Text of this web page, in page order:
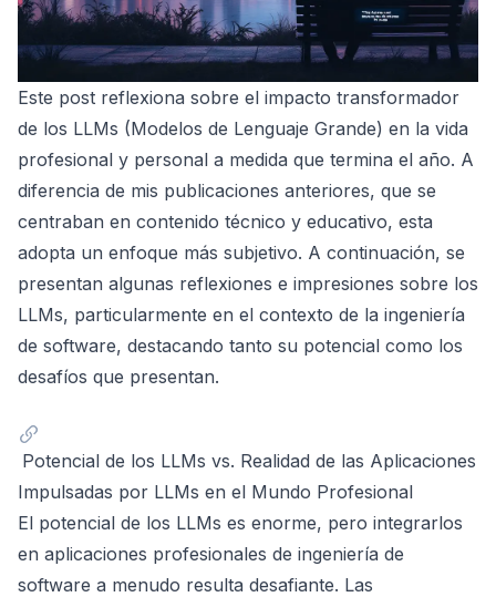
Este post reflexiona sobre el impacto transformador
de los LLMs (Modelos de Lenguaje Grande) en la vida
profesional y personal a medida que termina el año. A
diferencia de mis publicaciones anteriores, que se
centraban en contenido técnico y educativo, esta
adopta un enfoque más subjetivo. A continuación, se
presentan algunas reflexiones e impresiones sobre los
LLMs, particularmente en el contexto de la ingeniería
de software, destacando tanto su potencial como los
desafíos que presentan.
Potencial de los LLMs vs. Realidad de las Aplicaciones
Impulsadas por LLMs en el Mundo Profesional
El potencial de los LLMs es enorme, pero integrarlos
en aplicaciones profesionales de ingeniería de
software a menudo resulta desafiante. Las